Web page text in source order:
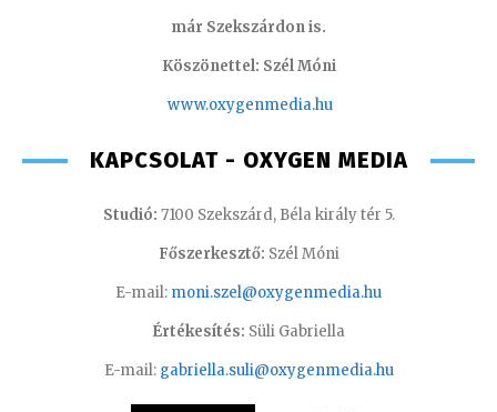
már Szekszárdon is.
Köszönettel: Szél Móni
www.oxygenmedia.hu
KAPCSOLAT - OXYGEN MEDIA
Studió: 7100 Szekszárd, Béla király tér 5.
Főszerkesztő: Szél Móni
E-mail: moni.szel@oxygenmedia.hu
Értékesítés: Süli Gabriella
E-mail: gabriella.suli@oxygenmedia.hu